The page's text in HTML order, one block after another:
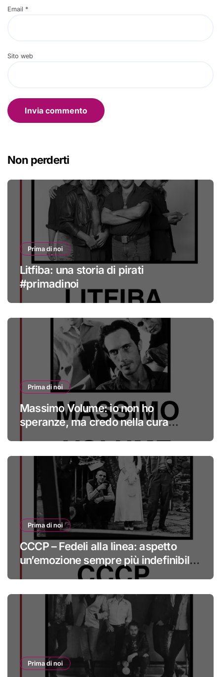
Email *
Sito web
Non perderti
Prima di noi
Litfiba: una storia di pirati
#primadinoi
Prima di noi
Massimo Volume: io non ho
speranze, ma credo nella cura
Prima di noi
CCCP – Fedeli alla linea: aspetto
un’emozione sempre più indefinibile
#primadinoi
Prima di noi